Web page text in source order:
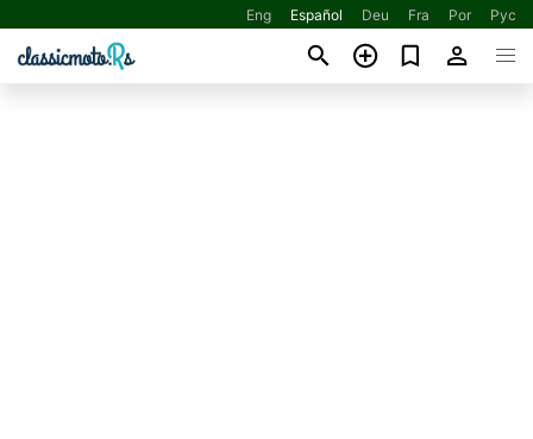
Eng Español Deu Fra Por Рус